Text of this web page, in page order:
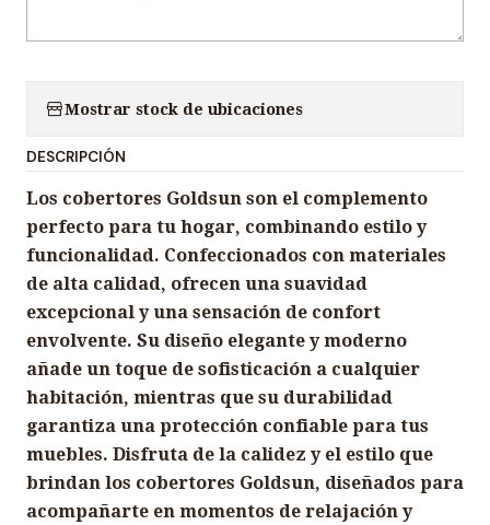
Mostrar stock de ubicaciones
DESCRIPCIÓN
Los cobertores Goldsun son el complemento
perfecto para tu hogar, combinando estilo y
funcionalidad. Confeccionados con materiales
de alta calidad, ofrecen una suavidad
excepcional y una sensación de confort
envolvente. Su diseño elegante y moderno
añade un toque de sofisticación a cualquier
habitación, mientras que su durabilidad
garantiza una protección confiable para tus
muebles. Disfruta de la calidez y el estilo que
brindan los cobertores Goldsun, diseñados para
acompañarte en momentos de relajación y